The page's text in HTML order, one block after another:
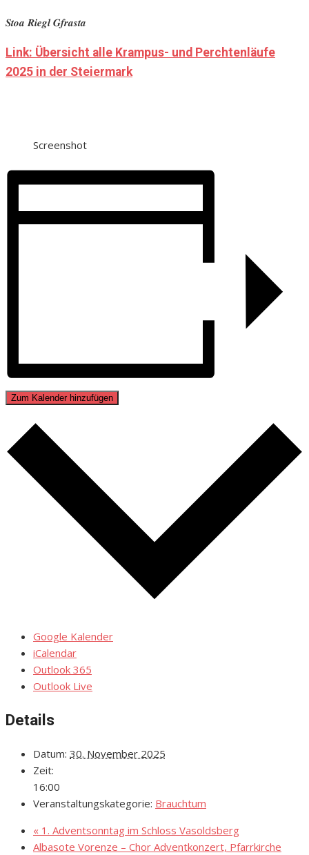
𝑺𝒕𝒐𝒂 𝑹𝒊𝒆𝒈𝒍 𝑮𝒇𝒓𝒂𝒔𝒕𝒂
Link: Übersicht alle Krampus- und Perchtenläufe
2025 in der Steiermark
Screenshot
Zum Kalender hinzufügen
Google Kalender
iCalendar
Outlook 365
Outlook Live
Details
Datum: 30. November 2025
Zeit:
16:00
Veranstaltungskategorie: Brauchtum
« 1. Adventsonntag im Schloss Vasoldsberg
Albasote Vorenze – Chor Adventkonzert, Pfarrkirche